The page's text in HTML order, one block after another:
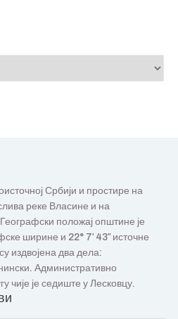
Србији и простире на
реке Власине и на
положај општине је
ширине и 22° 7′ 43″ источне
издвојена два дела:
Административно
чије је седиште у Лесковцу.